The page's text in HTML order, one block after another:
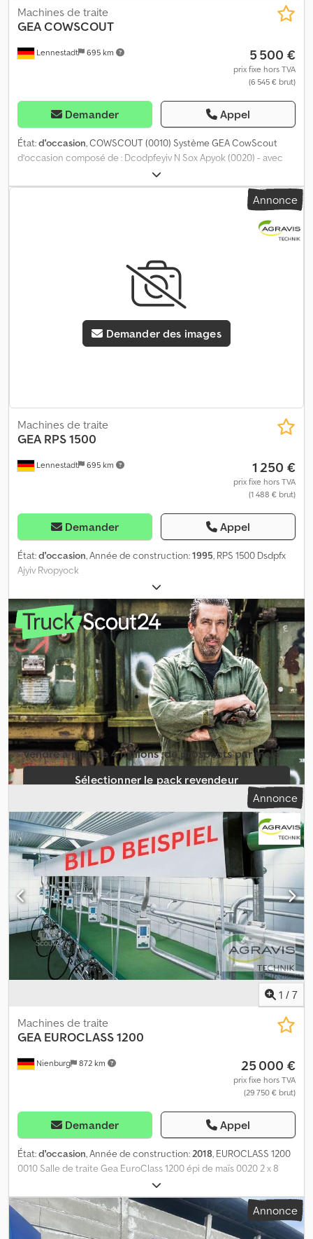
Lennestadt 695 km
Machines de traite
GEACOWSCOUT
5 500 €
prix fixe hors TVA
(6 545 € brut)
Demander Appel
État:d'occasion, COWSCOUT (0010) Système GEA CowScout
d’occasion composé de : Dcodpfeyiv N Sox Apyok (0020) - avec
surveillance de l'activité alimentaire et de la rumination (0030) -
avec 40 Rescounters (0040) - avec 1 station d’alimentation (0050)
Annonce
Demander des images
Lennestadt 695 km
Machines de traite
GEA RPS 1500
1 250 €
prix fixe hors TVA
(1 488 € brut)
Demander Appel
État:d'occasion, Année de construction:1995, RPS 1500 Dsdpfx
Ajyiv Rvopyock
Vendre à plus de 4 millions ­ de prospects par mois
Sélectionner le pack revendeur
Créer une annonce unique
Annonce
1 / 7
Nienburg 872 km
Machines de traite
GEA EUROCLASS 1200
25 000 €
prix fixe hors TVA
(29 750 € brut)
Demander Appel
État:d'occasion, Année de construction:2018, EUROCLASS 1200
0010 Salle de traite Gea EuroClass 1200 épi de maïs 0020 2 x 8
stalles autoportantes 0030 commande électrique des portes
0040 avec unité terminale 0050 Laiterie en tube de 70 mm
Dedsydr Ugopfx Apyjck 0060 Ligne de pulsation de 90 mm 0070
Tuyauterie de rinçage et de pression 0080 Sinetherm E 0090 16
Annonce